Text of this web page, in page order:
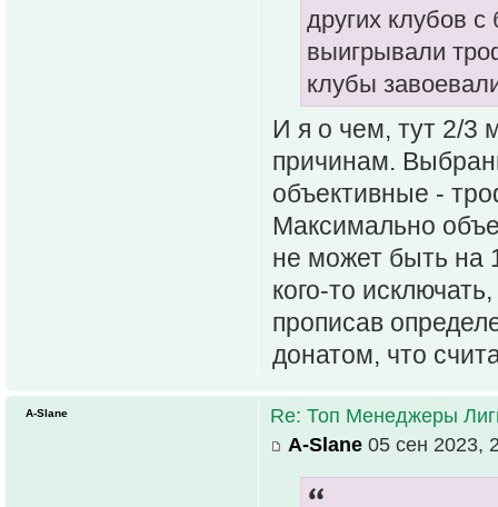
других клубов
выигрывали
клубы
И я о чем, тут 2/3
причинам.
объективные -
Максимально
не может быть на
кого-то
прописав
донатом, что
Re: Топ Менеджеры
A-Slane 05 сен 2023,
A-Slane